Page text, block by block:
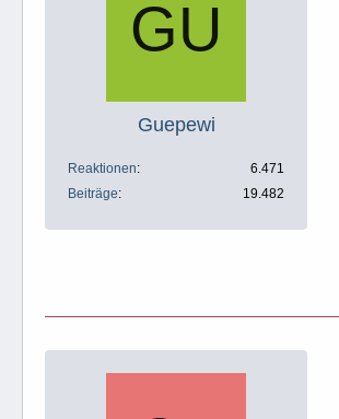
Guepewi
Reaktionen
6.471
Beiträge
19.482